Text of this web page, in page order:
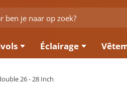
Éclairage
26 - 28 Inch